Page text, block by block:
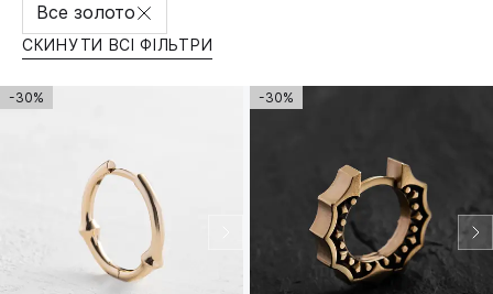
Все золото
СКИНУТИ ВСІ ФІЛЬТРИ
-30% -30%